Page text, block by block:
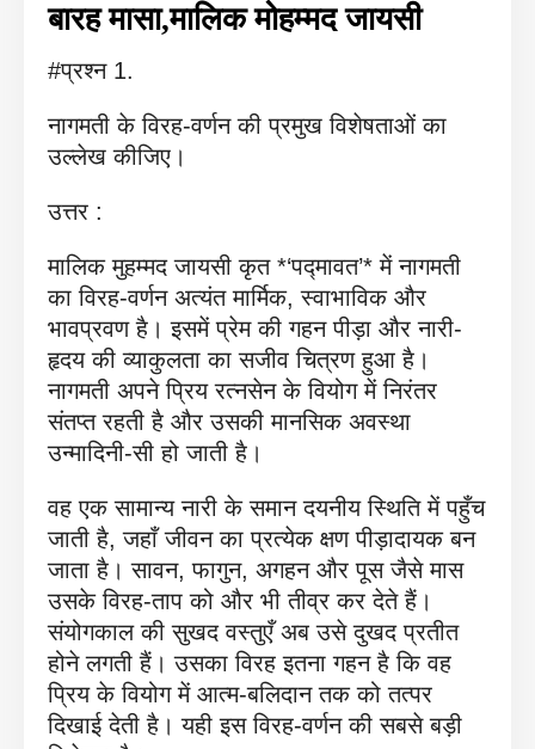
बारह मासा,मालिक मोहम्मद जायसी
#प्रश्न 1.
नागमती के विरह-वर्णन की प्रमुख विशेषताओं का
उल्लेख कीजिए।
उत्तर :
मालिक मुहम्मद जायसी कृत *‘पद्मावत’* में नागमती
का विरह-वर्णन अत्यंत मार्मिक, स्वाभाविक और
भावप्रवण है। इसमें प्रेम की गहन पीड़ा और नारी-
हृदय की व्याकुलता का सजीव चित्रण हुआ है।
नागमती अपने प्रिय रत्नसेन के वियोग में निरंतर
संतप्त रहती है और उसकी मानसिक अवस्था
उन्मादिनी-सी हो जाती है।
वह एक सामान्य नारी के समान दयनीय स्थिति में पहुँच
जाती है, जहाँ जीवन का प्रत्येक क्षण पीड़ादायक बन
जाता है। सावन, फागुन, अगहन और पूस जैसे मास
उसके विरह-ताप को और भी तीव्र कर देते हैं।
संयोगकाल की सुखद वस्तुएँ अब उसे दुखद प्रतीत
होने लगती हैं। उसका विरह इतना गहन है कि वह
प्रिय के वियोग में आत्म-बलिदान तक को तत्पर
दिखाई देती है। यही इस विरह-वर्णन की सबसे बड़ी